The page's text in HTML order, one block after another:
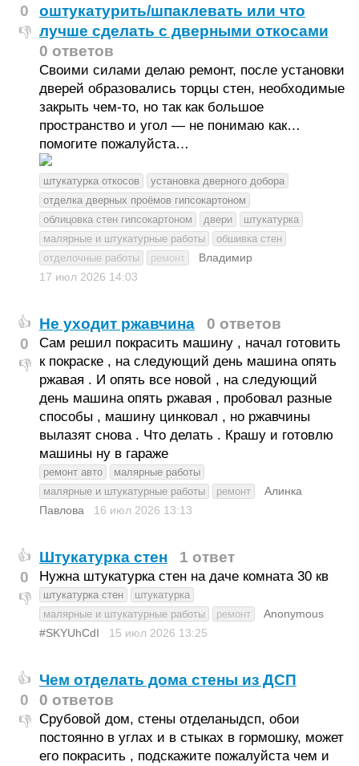
0
👎
оштукатурить/шпаклевать или что
лучше сделать с дверными откосами
0 ответов
Своими силами делаю ремонт, после установки
дверей образовались торцы стен, необходимые
закрыть чем-то, но так как большое
пространство и угол — не понимаю как…
помогите пожалуйста…
штукатурка откосов
установка дверного добора
отделка дверных проёмов гипсокартоном
облицовка стен гипсокартоном
двери
штукатурка
малярные и штукатурные работы
обшивка стен
отделочные работы
ремонт
Владимир
17 июл 2026 14:03
👍
0
👎
Не уходит ржавчина 0 ответов
Сам решил покрасить машину , начал готовить
к покраске , на следующий день машина опять
ржавая . И опять все новой , на следующий
день машина опять ржавая , пробовал разные
способы , машину цинковал , но ржавчины
вылазят снова . Что делать . Крашу и готовлю
машины ну в гараже
ремонт авто
малярные работы
малярные и штукатурные работы
ремонт
Алинка
Павлова
16 июл 2026 13:13
👍
0
👎
Штукатурка стен 1 ответ
Нужна штукатурка стен на даче комната 30 кв
штукатурка стен
штукатурка
малярные и штукатурные работы
ремонт
Anonymous
#SKYUhCdI
15 июл 2026 13:25
👍
0
👎
Чем отделать дома стены из ДСП
0 ответов
Срубовой дом, стены отделаныдсп, обои
постоянно в углах и в стыках в гормошку, может
его покрасить , подскажите пожалуйста чем и